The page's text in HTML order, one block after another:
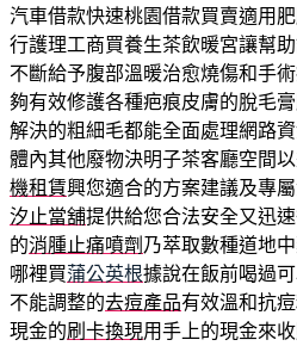
汽車借款快速桃園借款買賣適用
行護理工商買養生茶飲暖宮讓幫
不斷給予腹部溫暖治愈燒傷和手
夠有效修護各種疤痕皮膚的脫毛
解決的粗細毛都能全面處理網路
體內其他廢物決明子茶客廳空間
機租賃興您適合的方案建議及專
汐止當舖提供給您合法安全又迅
的消腫止痛噴劑 乃萃取數種道地
哪裡買蒲公英根據說在飯前喝過
不能調整的去痘產品有效溫和抗
現金的刷卡換現用手上的現金來